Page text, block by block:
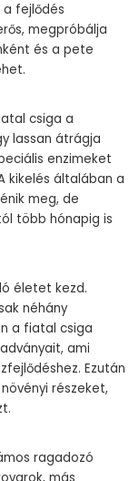
fejlődés
megpróbálja
és a pete
csiga a
lassan átrágja
enzimeket
kikelés általában a
meg, de
több hónapig is
életet kezd.
néhány
a fiatal csiga
ami
Ezután
részeket,
ragadozó